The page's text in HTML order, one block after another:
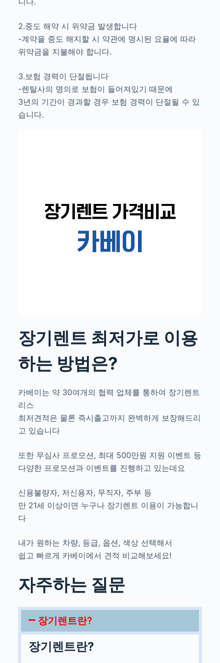
2.중도 해약 시 위약금 발생합니다
-계약을 중도 해지할 시 약관에 명시된 요율에 따라
위약금을 지불해야 합니다.
3.보험 경력이 단절됩니다
-렌탈사의 명의로 보험이 들어져있기 때문에
3년의 기간이 경과할 경우 보험 경력이 단절될 수 있
습니다.
장기렌트 최저가로 이용
하는 방법은?
카베이는 약 30여개의 협력 업체를 통하여 장기렌트
리스
최저견적은 물론 즉시출고까지 완벽하게 보장해드리
고 있습니다
또한 무심사 프로모션, 최대 500만원 지원 이벤트 등
다양한 프로모션과 이벤트를 진행하고 있는데요
신용불량자, 저신용자, 무직자, 주부 등
만 21세 이상이면 누구나 장기렌트 이용이 가능합니
다
내가 원하는 차량, 등급, 옵션, 색상 선택해서
쉽고 빠르게 카베이에서 견적 비교해보세요!
자주하는 질문
장기렌트란?
장기렌트란?